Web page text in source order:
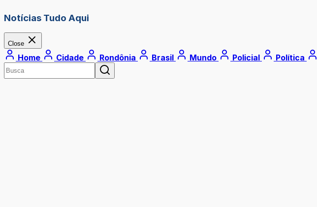
Notícias Tudo Aqui
Close
Home Cidade Rondônia Brasil Mundo Policial Política